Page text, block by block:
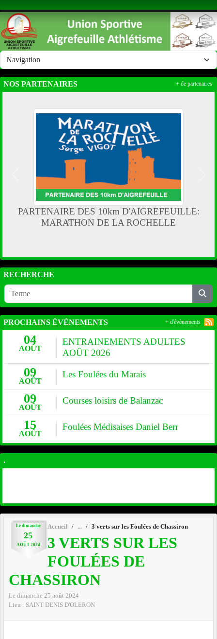
Le dimanche
25
AOÛT 2024
Accueil 3 verts sur les Foulées de Chassiron
3 VERTS SUR LES
FOULÉES DE
CHASSIRON
Le dimanche 25 août 2024
Lieu : SAINT DENIS D'OLERON
NOS PARTENAIRES
PARTENAIRE DES 10km D'AIGREFEUILLE:
MARATHON DE LA ROCHELLE
Précedent
+ de partenaires
RECHERCHE
PROCHAINS ÉVÉNEMENTS
04
AOÛT
ENTRAINEMENTS ADULTES
AOÛT 2026
09
AOÛT
Les Foulées du Marais
09
AOÛT
Courses loisirs de Balanzac
15
AOÛT
Foulées Médisaises Daniel Berr
+ d'évènements
.